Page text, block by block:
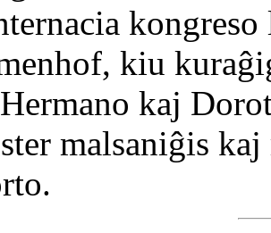
kiu
kaj
malsaniĝis kaj